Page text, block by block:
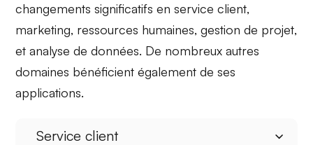
changements significatifs enservice client,
marketing, ressources humaines,gestion de projet,
etanalyse de données. De nombreux autres
domaines bénéficient également de ses
applications.
Service client